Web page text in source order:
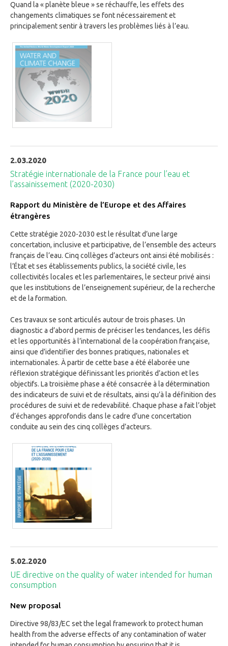
Quand la « planète bleue » se réchauffe, les effets des
changements climatiques se font nécessairement et
principalement sentir à travers les problèmes liés à l’eau.
2.03.2020
Stratégie internationale de la France pour l’eau et
l’assainissement (2020-2030)
Rapport du Ministère de l’Europe et des Affaires
étrangères
Cette stratégie 2020-2030 est le résultat d’une large
concertation, inclusive et participative, de l’ensemble des acteurs
français de l’eau. Cinq collèges d’acteurs ont ainsi été mobilisés :
l’État et ses établissements publics, la société civile, les
collectivités locales et les parlementaires, le secteur privé ainsi
que les institutions de l’enseignement supérieur, de la recherche
et de la formation.
Ces travaux se sont articulés autour de trois phases. Un
diagnostic a d’abord permis de préciser les tendances, les défis
et les opportunités à l’international de la coopération française,
ainsi que d’identifier des bonnes pratiques, nationales et
internationales. À partir de cette base a été élaborée une
réflexion stratégique définissant les priorités d’action et les
objectifs. La troisième phase a été consacrée à la détermination
des indicateurs de suivi et de résultats, ainsi qu’à la définition des
procédures de suivi et de redevabilité. Chaque phase a fait l’objet
d’échanges approfondis dans le cadre d’une concertation
conduite au sein des cinq collèges d’acteurs.
5.02.2020
UE directive on the quality of water intended for human
consumption
New proposal
Directive 98/83/EC set the legal framework to protect human
health from the adverse effects of any contamination of water